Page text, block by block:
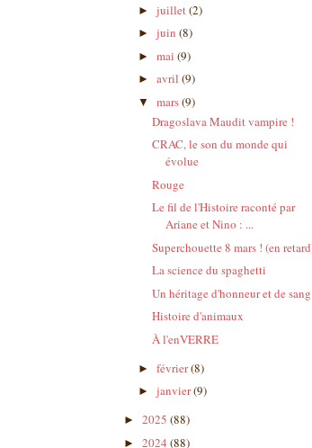
► juillet (2)
► juin (8)
► mai (9)
► avril (9)
▼ mars(9)
Dragoslava Maudit vampire !
CRAC, le son du monde qui
évolue
Rouge
Le fil de l'Histoire raconté par
Ariane et Nino : ...
Superchouette 8 mars ! (en
La science du spaghetti
Un héritage d'honneur et de sang
Histoire d'animaux
À l'enVERRE
► février(8)
► janvier(9)
► 2025 (88)
► 2024 (88)